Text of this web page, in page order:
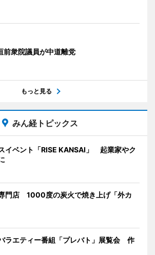
前衆院議員が中道離党
もっと見る
みん経トピックス
イベント「RISE KANSAI」 起業家やク
門店 1000度の炭火で焼き上げ「外カ
ラエティー番組「プレバト」展覧会 作